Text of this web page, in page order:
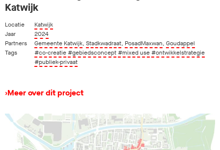
Katwijk
Locatie
Katwijk
Jaar
2024
Partners
Gemeente Katwijk, Stadkwadraat, PosadMaxwan, Goudappel
Tags
#co-creatie#gebiedsconcept#mixed use#ontwikkelstrategie
#publiek-privaat
›Meer over dit project